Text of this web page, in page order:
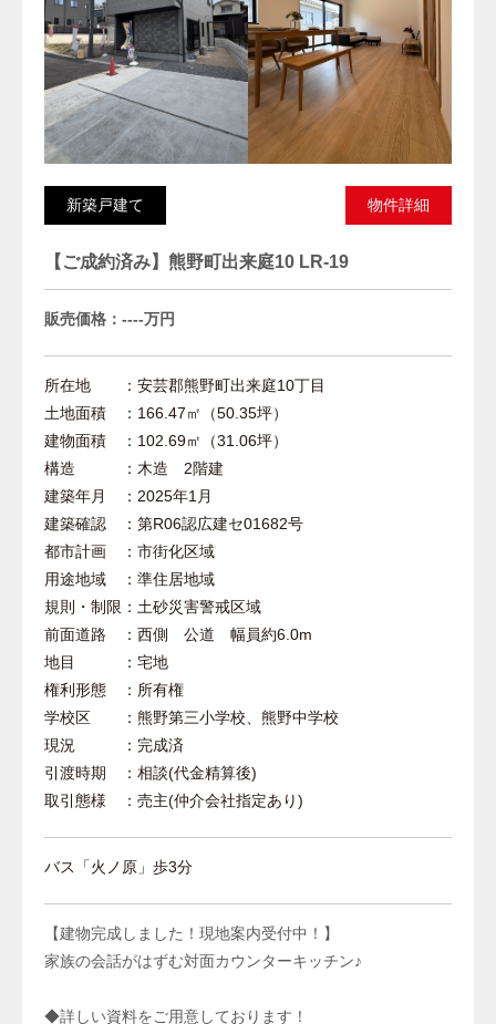
新築戸建て 物件詳細
【ご成約済み】熊野町出来庭10 LR-19
販売価格：----万円
所在地 ：安芸郡熊野町出来庭10丁目
土地面積 ：166.47㎡（50.35坪）
建物面積 ：102.69㎡（31.06坪）
構造 ：木造 2階建
建築年月 ：2025年1月
建築確認 ：第R06認広建セ01682号
都市計画 ：市街化区域
用途地域 ：準住居地域
規則・制限：土砂災害警戒区域
前面道路 ：西側 公道 幅員約6.0m
地目 ：宅地
権利形態 ：所有権
学校区 ：熊野第三小学校、熊野中学校
現況 ：完成済
引渡時期 ：相談(代金精算後)
取引態様 ：売主(仲介会社指定あり)
バス「火ノ原」歩3分
【建物完成しました！現地案内受付中！】
家族の会話がはずむ対面カウンターキッチン♪
◆詳しい資料をご用意しております！